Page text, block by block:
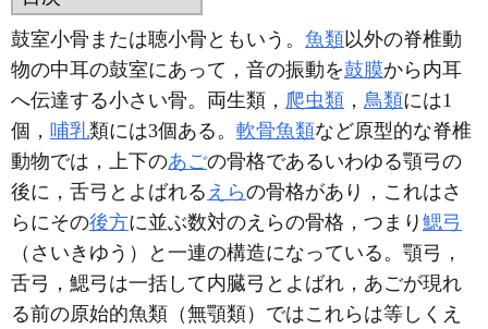
鼓室小骨または聴小骨ともいう。 魚類以外の脊椎動
物の中耳の鼓室にあって，音の振動を鼓膜から内耳
へ伝達する小さい骨。両生類， 爬虫類 ， 鳥類には1
個， 哺乳類には3個ある。 軟骨魚類など原型的な脊椎
動物では，上下のあごの骨格であるいわゆる顎弓の
後に，舌弓とよばれる えらの骨格があり，これはさ
らにその後方に並ぶ数対のえらの骨格，つまり 鰓弓
（さいきゆう）と一連の構造になっている。顎弓，
舌弓，鰓弓は一括して内臓弓とよばれ，あごが現れ
る前の原始的魚類（無顎類）ではこれらは等しくえ